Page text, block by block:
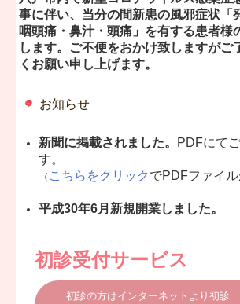
事に伴い、当分の間新患の風邪症状「
咽頭痛・鼻汁・頭痛」を有する患者様
します。ご不便をおかけ致しますがご
くお願い申し上げます。
お知らせ
新聞に掲載されました。
PDFにて
す。
（ こちらをクリック でPDFファイル
平成30年6月新規開業しました。
初診受付サービス
初診の方はインターネットより初診